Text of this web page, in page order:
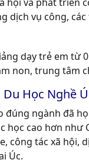
dịch vụ công,
dạy trẻ em từ
non, trung tâm
Du Học Nghề
đúng ngành đã
học cao hơn như
công tác xã hội,
Úc.